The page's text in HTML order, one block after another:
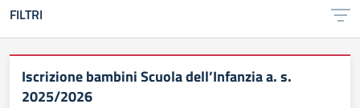
FILTRI
Iscrizione bambini Scuola dell’Infanzia a. s.
2025/2026